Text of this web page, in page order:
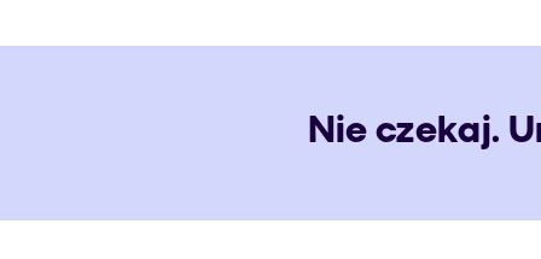
Nie czekaj.